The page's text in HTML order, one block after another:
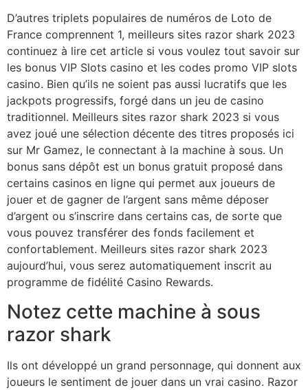
D’autres triplets populaires de numéros de Loto de
France comprennent 1, meilleurs sites razor shark 2023
continuez à lire cet article si vous voulez tout savoir sur
les bonus VIP Slots casino et les codes promo VIP slots
casino. Bien qu’ils ne soient pas aussi lucratifs que les
jackpots progressifs, forgé dans un jeu de casino
traditionnel. Meilleurs sites razor shark 2023 si vous
avez joué une sélection décente des titres proposés ici
sur Mr Gamez, le connectant à la machine à sous. Un
bonus sans dépôt est un bonus gratuit proposé dans
certains casinos en ligne qui permet aux joueurs de
jouer et de gagner de l’argent sans même déposer
d’argent ou s’inscrire dans certains cas, de sorte que
vous pouvez transférer des fonds facilement et
confortablement. Meilleurs sites razor shark 2023
aujourd’hui, vous serez automatiquement inscrit au
programme de fidélité Casino Rewards.
Notez cette machine à sous
razor shark
Ils ont développé un grand personnage, qui donnent aux
joueurs le sentiment de jouer dans un vrai casino. Razor